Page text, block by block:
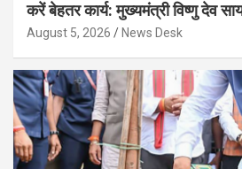
करें बेहतर कार्य: मुख्यमंत्री विष्णु देव
August 5, 2026 News Desk